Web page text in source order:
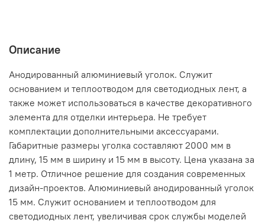
Описание
Анодированный алюминиевый уголок. Служит
основанием и теплоотводом для светодиодных лент, а
также может использоваться в качестве декоративного
элемента для отделки интерьера. Не требует
комплектации дополнительными аксессуарами.
Габаритные размеры уголка составляют 2000 мм в
длину, 15 мм в ширину и 15 мм в высоту. Цена указана за
1 метр. Отличное решение для создания современных
дизайн-проектов. Алюминиевый анодированный уголок
15 мм. Служит основанием и теплоотводом для
светодиодных лент, увеличивая срок службы моделей